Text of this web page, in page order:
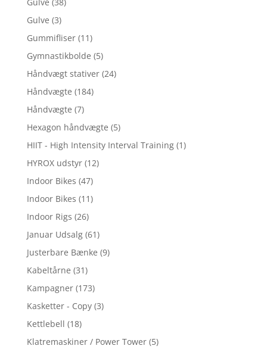
Gulve (3)
Gummifliser (11)
Gymnastikbolde (5)
Håndvægt stativer (24)
Håndvægte (184)
Håndvægte (7)
Hexagon håndvægte (5)
HIIT - High Intensity Interval Training (1)
HYROX udstyr (12)
Indoor Bikes (47)
Indoor Bikes (11)
Indoor Rigs (26)
Januar Udsalg (61)
Justerbare Bænke (9)
Kabeltårne (31)
Kampagner (173)
Kasketter - Copy (3)
Kettlebell (18)
Klatremaskiner / Power Tower (5)